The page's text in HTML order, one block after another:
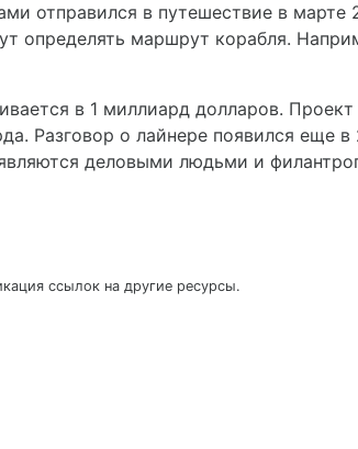
отправился в путешествие в марте
определять маршрут корабля.
в 1 миллиард долларов.
Разговор о лайнере появился еще
деловыми людьми и
ссылок на другие ресурсы.